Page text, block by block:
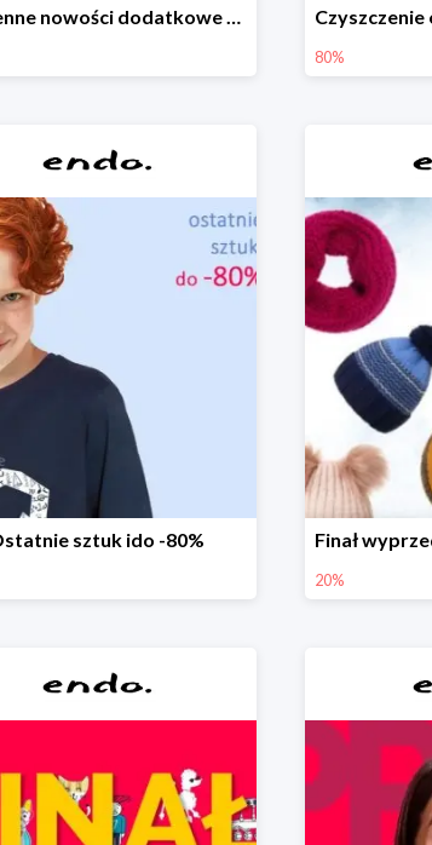
Wiosenne nowości dodatkowe -20%
80%
sztuk ido -80%
20%